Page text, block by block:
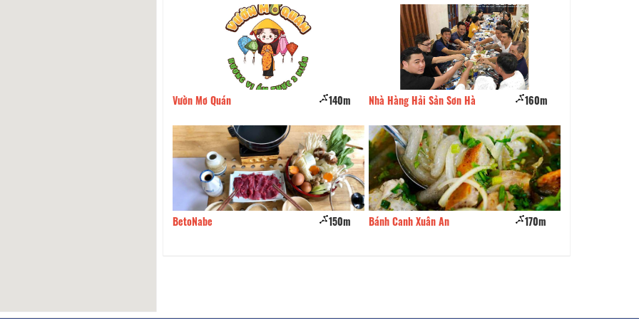
Vườn Mơ Quán 140m
BetoNabe 150m
Nhà Hàng Hải Sản Sơn Hà 160m
Bánh Canh Xuân An 170m